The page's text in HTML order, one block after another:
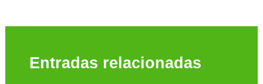
Entradas relacionadas